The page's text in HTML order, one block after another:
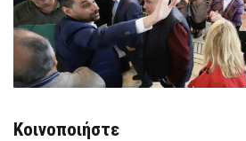
Κοινοποιήστε